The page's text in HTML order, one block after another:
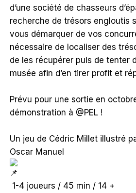
d’une société de chasseurs
recherche de trésors engloutis
vous démarquer de vos
nécessaire de localiser des
de les récupérer puis de tenter
musée afin d’en tirer profit et
Prévu pour une sortie en
démonstration à @PEL !
Un jeu de Cédric Millet illustré
Oscar Manuel
1-4 joueurs / 45 min / 14 +